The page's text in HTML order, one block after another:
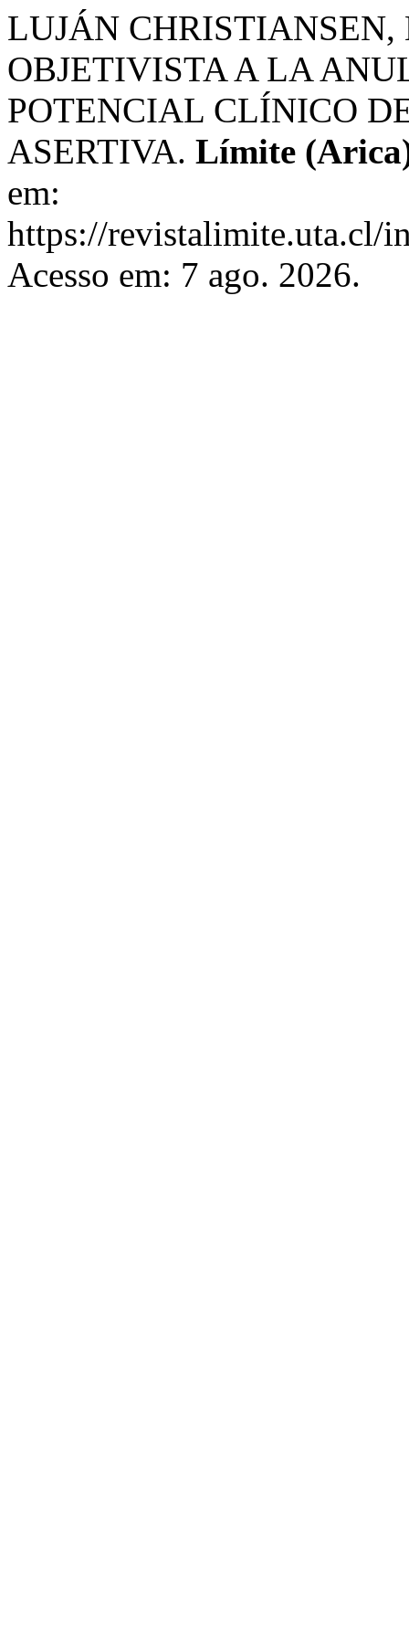
LUJÁN
OBJETIVISTA A LA
POTENCIAL CLÍNICO
ASERTIVA. Límite
em:
https://revistalimite.uta.cl/
Acesso em: 7 ago. 2026.